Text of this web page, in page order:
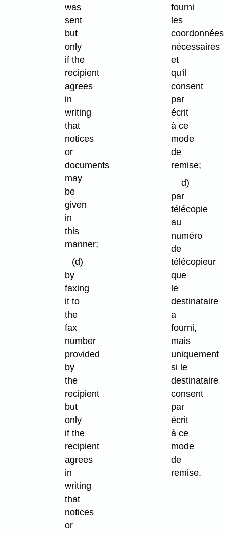
was
sent
but
only
if the
recipient
agrees
in
writing
that
notices
or
documents
may
be
given
in
this
manner;
(d)
by
faxing
it to
the
fax
number
provided
by
the
recipient
but
only
if the
recipient
agrees
in
writing
that
notices
or
fourni
les
coordonnées
nécessaires
et
qu'il
consent
par
écrit
à ce
mode
de
remise;
d)
par
télécopie
au
numéro
de
télécopieur
que
le
destinataire
a
fourni,
mais
uniquement
si le
destinataire
consent
par
écrit
à ce
mode
de
remise.